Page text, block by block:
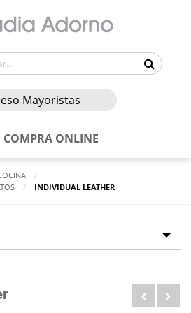
Mayoristas
ONLINE
ACTUALMENTE:
INDIVIDUAL LEATHER